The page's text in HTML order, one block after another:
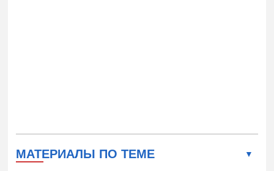
МАТЕРИАЛЫ ПО ТЕМЕ